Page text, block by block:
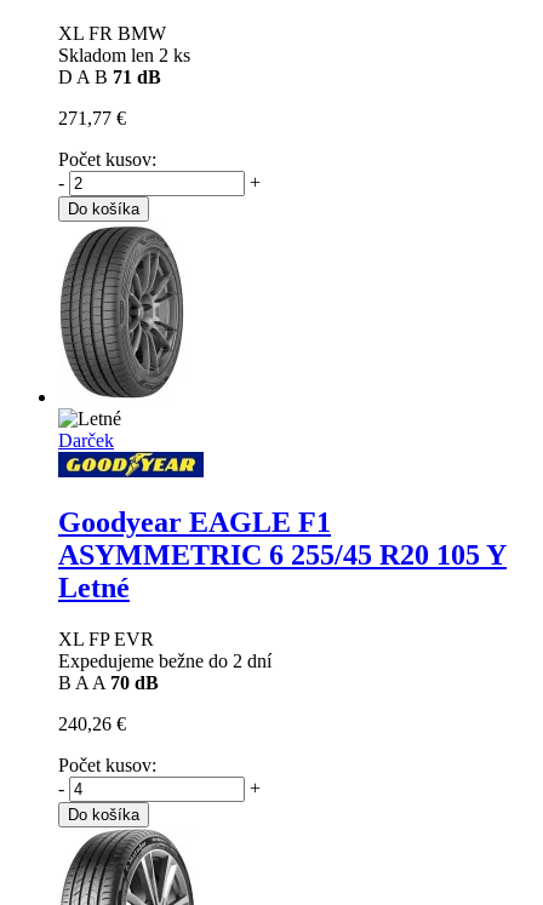
XL FR BMW
Skladom len 2 ks
D A B 71 dB
271,77 €
Počet kusov:
-
+
Do košíka
Darček
Goodyear EAGLE F1
ASYMMETRIC 6 255/45 R20 105 Y
Letné
XL FP EVR
Expedujeme bežne do 2 dní
B A A 70 dB
240,26 €
Počet kusov:
-
+
Do košíka